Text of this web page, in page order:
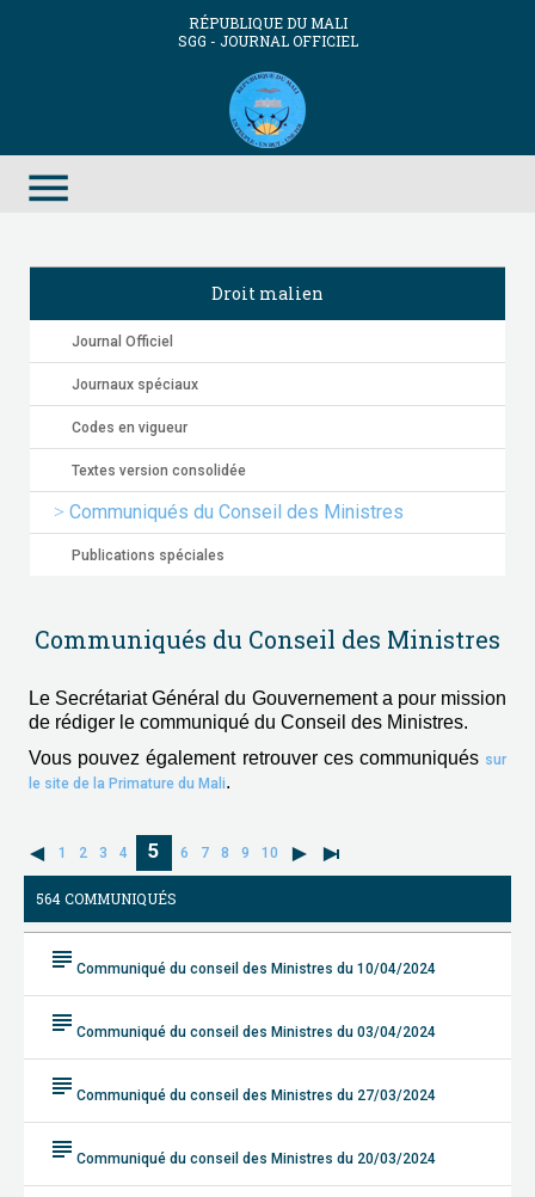
RÉPUBLIQUE DU MALI
SGG - JOURNAL OFFICIEL
menu
Droit malien
Journal Officiel
Journaux spéciaux
Codes en vigueur
Textes version consolidée
Communiqués du Conseil des Ministres
Publications spéciales
Communiqués du Conseil des Ministres
Le Secrétariat Général du Gouvernement a pour mission
de rédiger le communiqué du Conseil des Ministres.
Vous pouvez également retrouver ces communiqués sur
le site de la Primature du Mali.
1 2 3 4 5 6 7 8 9 10
564 COMMUNIQUÉS
subject Communiqué du conseil des Ministres du 10/04/2024
subject Communiqué du conseil des Ministres du 03/04/2024
subject Communiqué du conseil des Ministres du 27/03/2024
subject Communiqué du conseil des Ministres du 20/03/2024